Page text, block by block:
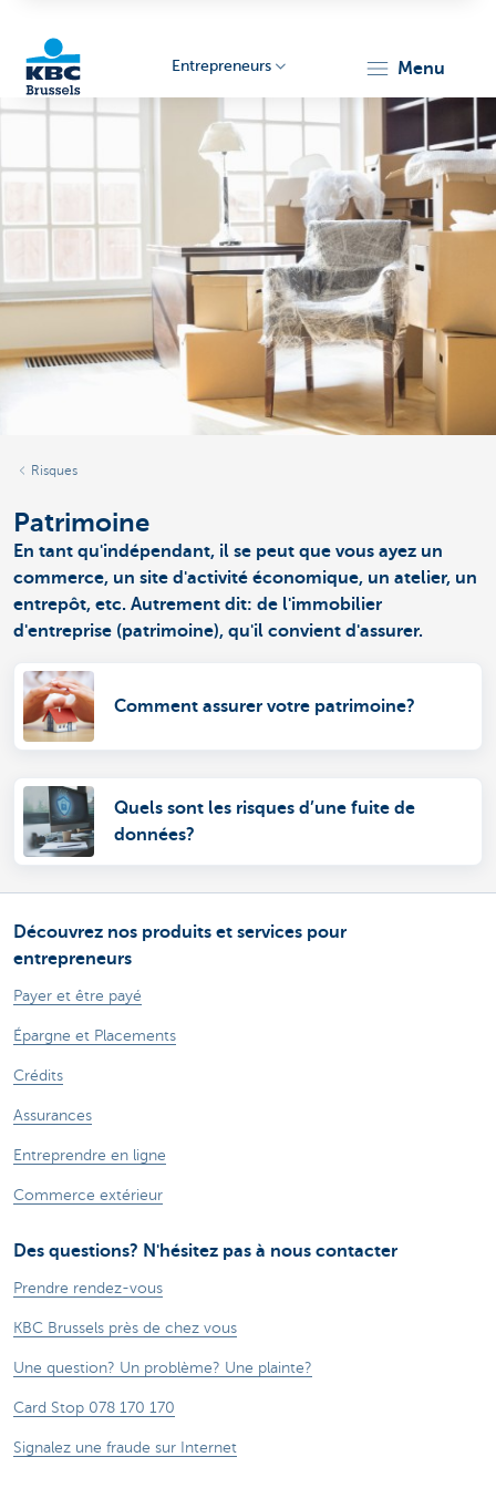
Entrepreneurs menu
Risques
Patrimoine
En tant qu'indépendant, il se peut que vous ayez un
commerce, un site d'activité économique, un atelier, un
entrepôt, etc. Autrement dit: de l'immobilier
d'entreprise (patrimoine), qu'il convient d'assurer.
Comment assurer votre patrimoine?
Quels sont les risques d’une fuite de
données?
Découvrez nos produits et services pour
entrepreneurs
Payer et être payé
Épargne et Placements
Crédits
Assurances
Entreprendre en ligne
Commerce extérieur
Des questions? N'hésitez pas à nous contacter
Prendre rendez-vous
KBC Brussels près de chez vous
Une question? Un problème? Une plainte?
Card Stop 078 170 170
Signalez une fraude sur Internet